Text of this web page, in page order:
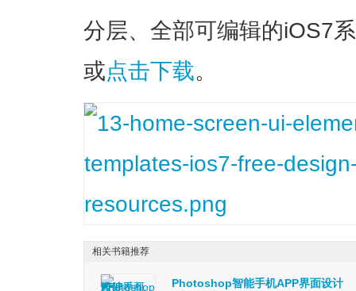
分层、全部可编辑的iOS7
或点击下载。
Photoshop智能手机APP界面设计
相关书籍推荐